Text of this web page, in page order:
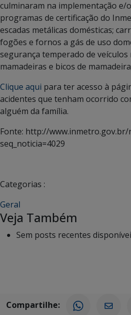
culminaram na implementação e/
programas de certificação do
escadas metálicas domésticas;
fogões e fornos a gás de uso
segurança temperado de
mamadeiras e bicos de
Clique aqui para ter acesso à
acidentes que tenham ocorrido
alguém da família.
Fonte: http://
seq_noticia=4029
Categorias :
Geral
Veja Também
Sem posts recentes
Compartilhe: